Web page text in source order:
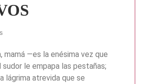
mamá —es la enésima vez que
sudor le empapa las pestañas;
lágrima atrevida que se